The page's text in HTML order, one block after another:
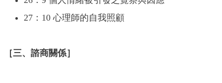
27：10 心理師的自我照顧
［三、諮商關係］